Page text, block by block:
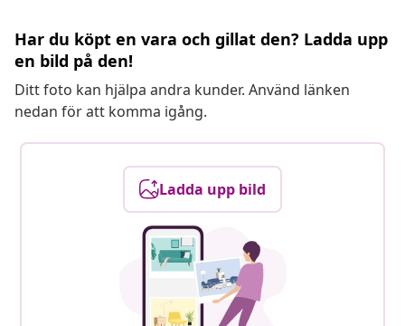
Har du köpt en vara och gillat den? Ladda upp
en bild på den!
Ditt foto kan hjälpa andra kunder. Använd länken
nedan för att komma igång.
Ladda upp bild